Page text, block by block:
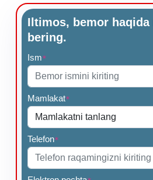
Iltimos, bemor
bering.
Ism*
Mamlakat*
Telefon*